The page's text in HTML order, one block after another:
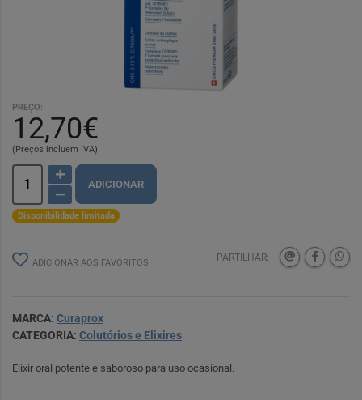
PREÇO:
12,70€
(Preços incluem IVA)
ADICIONAR
Disponibilidade limitada
ADICIONAR AOS FAVORITOS PARTILHAR:
MARCA: Curaprox
CATEGORIA: Colutórios e Elixires
Elixir oral potente e saboroso para uso ocasional.